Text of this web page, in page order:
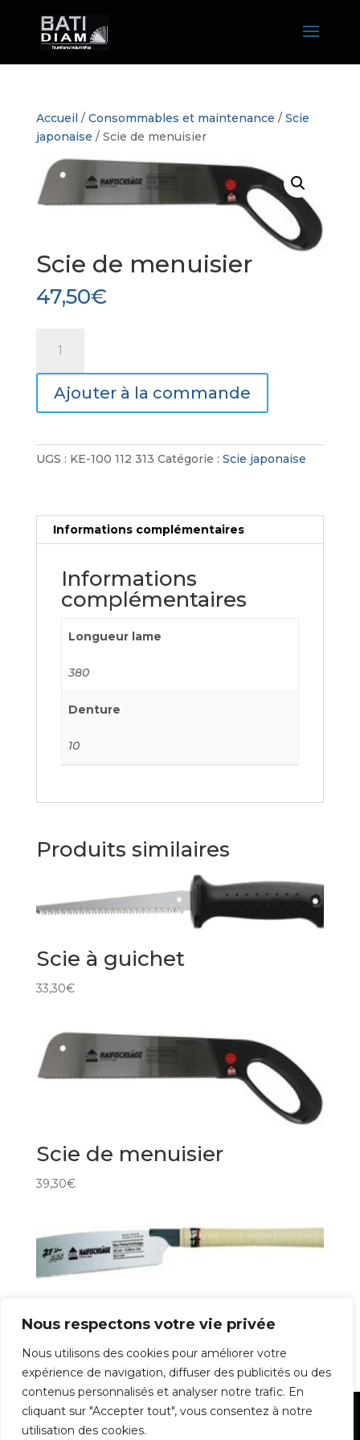
Nous respectons votre vie privée
Nous utilisons des cookies pour améliorer votre
expérience de navigation, diffuser des publicités ou des
contenus personnalisés et analyser notre trafic. En
cliquant sur "Accepter tout", vous consentez à notre
utilisation des cookies.
Accueil / Consommables et maintenance / Scie
japonaise / Scie de menuisier
Scie de menuisier
47,50€
Scie
menuisier
Ajouter à la commande
UGS : KE-100 112 313 Catégorie : Scie japonaise
Informations complémentaires
Informations
complémentaires
Longueur lame
380
Denture
10
Produits similaires
Scie à guichet
33,30€
Scie de menuisier
39,30€
Mentions Légales